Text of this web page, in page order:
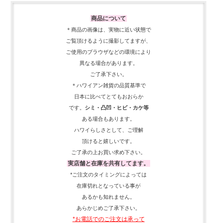
商品について
＊商品の画像は、実物に近い状態で
ご覧頂けるように撮影してますが、
ご使用のブラウザなどの環境により
異なる場合があります。
ご了承下さい。
＊ハワイアン雑貨の品質基準で
日本に比べてとてもおおらか
です。
シミ・凸凹・ヒビ・カケ等
ある場合もあります。
ハワイらしさとして、
ご理解
頂ける と嬉しいです。
ご了承の上お買い求め下さい。
実店舗と在庫を共有してます。
*ご注文のタイミングによっては
在庫切れとなっている事が
あるかも知れません。
あらかじめご了承下さい。
*お電話でのご注文は承って